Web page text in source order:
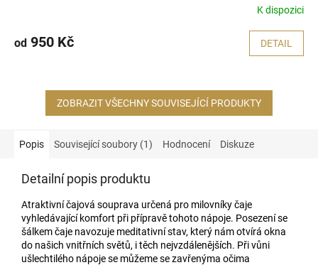
K dispozici
od 950 Kč DETAIL
ZOBRAZIT VŠECHNY SOUVISEJÍCÍ PRODUKTY
Popis Související soubory (1) Hodnocení Diskuze
Detailní popis produktu
Atraktivní čajová souprava určená pro milovníky čaje
vyhledávající komfort při přípravě tohoto nápoje. Posezení se
šálkem čaje navozuje meditativní stav, který nám otvírá okna
do našich vnitřních světů, i těch nejvzdálenějších. Při vůni
ušlechtilého nápoje se můžeme se zavřenýma očima